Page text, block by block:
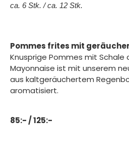
ca. 6 Stk. / ca. 12 Stk.
Pommes frites mit
Knusprige Pommes mit Schale
Mayonnaise ist mit unserem
aus kaltgeräuchertem
aromatisiert.
85:- / 125:-